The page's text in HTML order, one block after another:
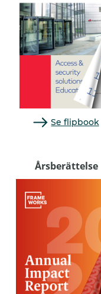
Se flipbook
Årsberättelse